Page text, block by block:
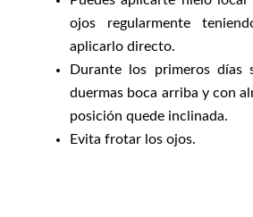
ojos regularmente
aplicarlo directo.
Durante los primeros días
duermas boca arriba y con
posición quede inclinada.
Evita frotar los ojos.